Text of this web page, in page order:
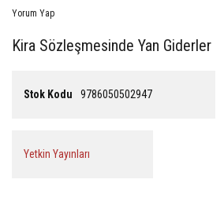
Yorum Yap
Kira Sözleşmesinde Yan Giderler
Stok Kodu 9786050502947
Yetkin Yayınları